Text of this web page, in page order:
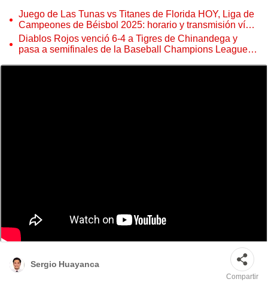
Juego de Las Tunas vs Titanes de Florida HOY, Liga de
Campeones de Béisbol 2025: horario y transmisión vía
Tele Rebelde EN VIVO
Diablos Rojos venció 6-4 a Tigres de Chinandega y
pasa a semifinales de la Baseball Champions League
Tigres de Chinandega chocará con Santa María Pirates en el Alfredo Harp
Helú. Foto: composición LR/Alfredo Harp Helú
Sergio Huayanca
Compartir